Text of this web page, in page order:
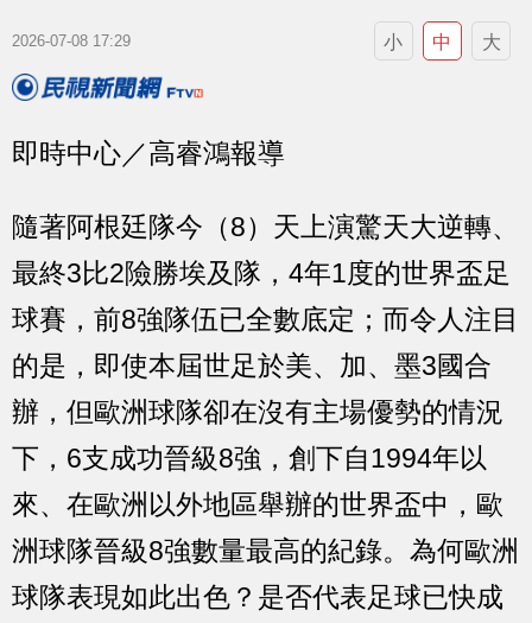
2026-07-08 17:29 小 中 大
即時中心／高睿鴻報導
隨著阿根廷隊今（8）天上演驚天大逆轉、
最終3比2險勝埃及隊，4年1度的世界盃足
球賽，前8強隊伍已全數底定；而令人注目
的是，即使本屆世足於美、加、墨3國合
辦，但歐洲球隊卻在沒有主場優勢的情況
下，6支成功晉級8強，創下自1994年以
來、在歐洲以外地區舉辦的世界盃中，歐
洲球隊晉級8強數量最高的紀錄。為何歐洲
球隊表現如此出色？是否代表足球已快成